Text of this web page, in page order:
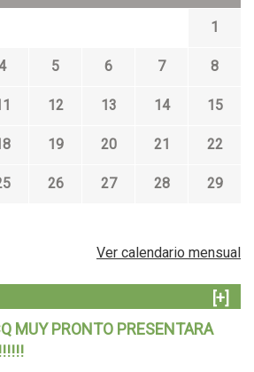
1
5 6 7 8
12 13 14 15
19 20 21 22
26 27 28 29
Ver calendario mensual
[+]
MUY PRONTO PRESENTARA